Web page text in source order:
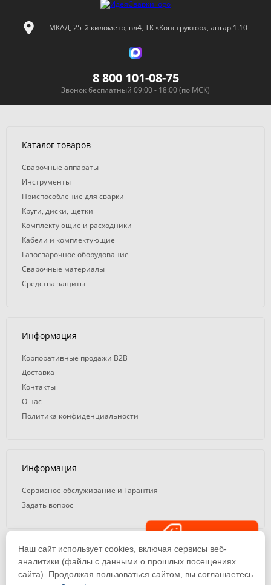
МКАД, 25-й километр, вл4, ТК «Конструктор», ангар 1.10
8 800 101-08-75
Звонок бесплатный 09:00 - 18:00 (по МСК)
Каталог товаров
Сварочные аппараты
Инструменты
Приспособление для сварки
Круги, диски, щетки
Комплектующие и расходники
Кабели и комплектующие
Газосварочное оборудование
Сварочные материалы
Средства защиты
Информация
Корпоративные продажи B2B
Доставка
Контакты
О нас
Политика конфиденциальности
Информация
Сервисное обслуживание и Гарантия
Задать вопрос
© 2008 — 2026. ООО «ТК Вэлд Плюс»
Email: ideasvarki@wp116.ru
Наш сайт использует cookies, включая сервисы веб-
аналитики (файлы с данными о прошлых посещениях
сайта). Продолжая пользоваться сайтом, вы соглашаетесь